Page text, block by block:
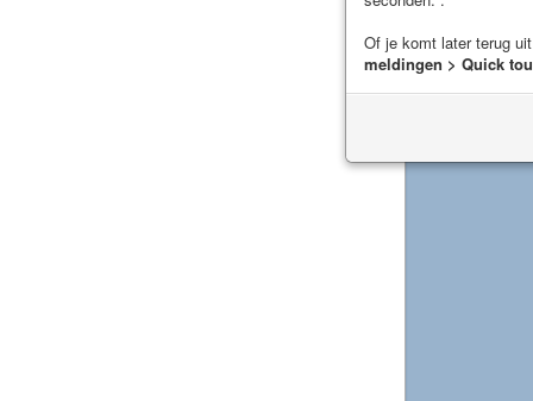
Of je komt later terug
meldingen > Quick